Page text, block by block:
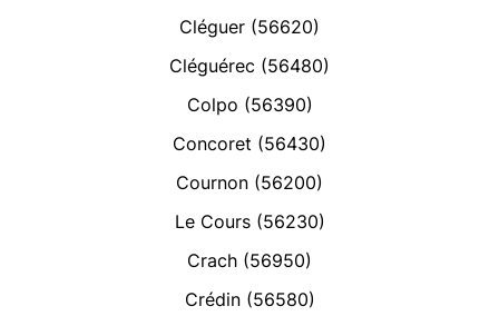
Cléguer (56620)
Cléguérec (56480)
Colpo (56390)
Concoret (56430)
Cournon (56200)
Le Cours (56230)
Crach (56950)
Crédin (56580)